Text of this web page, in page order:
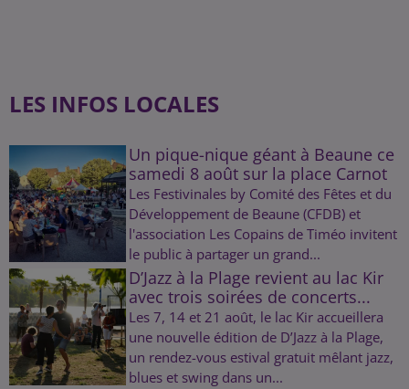
LES INFOS LOCALES
Un pique-nique géant à Beaune ce
samedi 8 août sur la place Carnot
Les Festivinales by Comité des Fêtes et du
Développement de Beaune (CFDB) et
l'association Les Copains de Timéo invitent
le public à partager un grand...
D’Jazz à la Plage revient au lac Kir
avec trois soirées de concerts...
Les 7, 14 et 21 août, le lac Kir accueillera
une nouvelle édition de D’Jazz à la Plage,
un rendez-vous estival gratuit mêlant jazz,
blues et swing dans un...